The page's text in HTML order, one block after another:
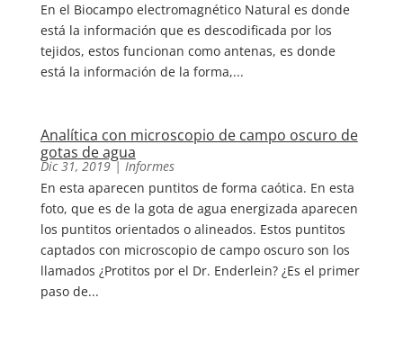
En el Biocampo electromagnético Natural es donde
está la información que es descodificada por los
tejidos, estos funcionan como antenas, es donde
está la información de la forma,...
Analítica con microscopio de campo oscuro de
gotas de agua
Dic 31, 2019| Informes
En esta aparecen puntitos de forma caótica. En esta
foto, que es de la gota de agua energizada aparecen
los puntitos orientados o alineados. Estos puntitos
captados con microscopio de campo oscuro son los
llamados ¿Protitos por el Dr. Enderlein? ¿Es el primer
paso de...